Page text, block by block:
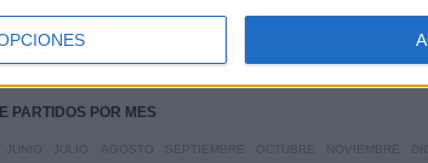
1
1.28%
4
5.13%
48
61.54%
2
2.56%
PARTIDOS POR MES
JUNIO JULIO AGOSTO SEPTIEMBRE OCTUBRE NOVIEMBRE